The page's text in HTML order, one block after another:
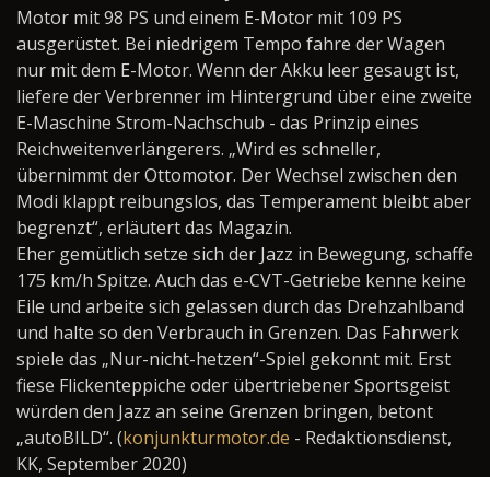
Motor mit 98 PS und einem E-Motor mit 109 PS
ausgerüstet. Bei niedrigem Tempo fahre der Wagen
nur mit dem E-Motor. Wenn der Akku leer gesaugt ist,
liefere der Verbrenner im Hintergrund über eine zweite
E-Maschine Strom-Nachschub - das Prinzip eines
Reichweitenverlängerers. „Wird es schneller,
übernimmt der Ottomotor. Der Wechsel zwischen den
Modi klappt reibungslos, das Temperament bleibt aber
begrenzt“, erläutert das Magazin.
Eher gemütlich setze sich der Jazz in Bewegung, schaffe
175 km/h Spitze. Auch das e-CVT-Getriebe kenne keine
Eile und arbeite sich gelassen durch das Drehzahlband
und halte so den Verbrauch in Grenzen. Das Fahrwerk
spiele das „Nur-nicht-hetzen“-Spiel gekonnt mit. Erst
fiese Flickenteppiche oder übertriebener Sportsgeist
würden den Jazz an seine Grenzen bringen, betont
„autoBILD“. (konjunkturmotor.de - Redaktionsdienst,
KK, September 2020)